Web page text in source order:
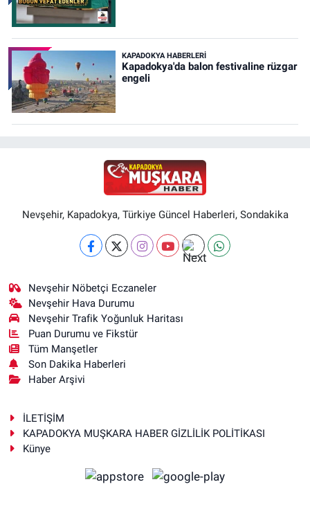
KAPADOKYA HABERLERI
Kapadokya'da balon festivaline rüzgar
engeli
Nevşehir, Kapadokya, Türkiye Güncel Haberleri, Sondakika
Nevşehir Nöbetçi Eczaneler
Nevşehir Hava Durumu
Nevşehir Trafik Yoğunluk Haritası
Puan Durumu ve Fikstür
Tüm Manşetler
Son Dakika Haberleri
Haber Arşivi
İLETİŞİM
KAPADOKYA MUŞKARA HABER GİZLİLİK POLİTİKASI
Künye